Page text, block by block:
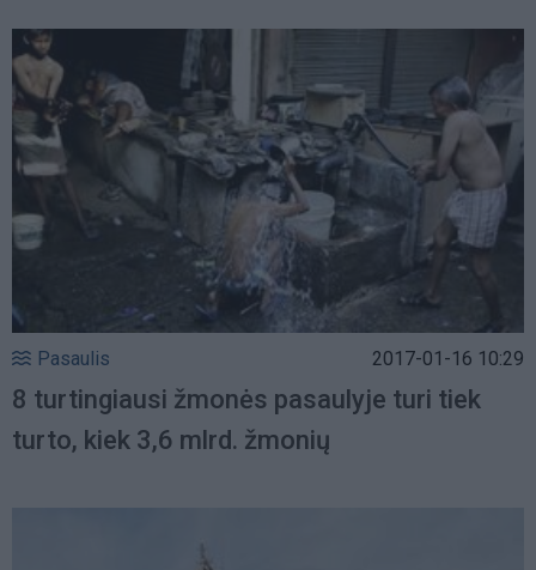
Pasaulis 2017-01-16 10:29
8 turtingiausi žmonės pasaulyje turi tiek
turto, kiek 3,6 mlrd. žmonių